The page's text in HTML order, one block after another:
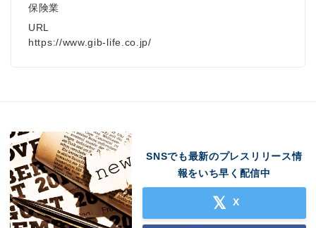
保険業
URL
https://www.gib-life.co.jp/
SNSでも最新のプレスリリース情
報をいち早く配信中
X